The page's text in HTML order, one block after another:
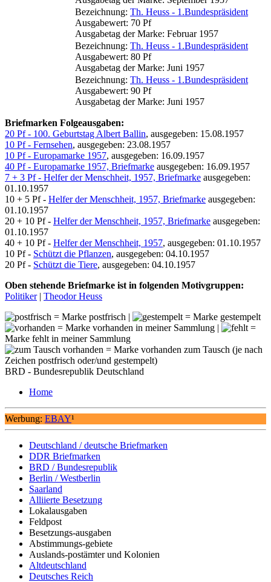
Bezeichnung: Th. Heuss - 1.Bundespräsident
Ausgabewert: 70 Pf
Ausgabetag der Marke: Februar 1957
Bezeichnung: Th. Heuss - 1.Bundespräsident
Ausgabewert: 80 Pf
Ausgabetag der Marke: Juni 1957
Bezeichnung: Th. Heuss - 1.Bundespräsident
Ausgabewert: 90 Pf
Ausgabetag der Marke: Juni 1957
Briefmarken Folgeausgaben:
20 Pf - 100. Geburtstag Albert Ballin, ausgegeben: 15.08.1957
10 Pf - Fernsehen, ausgegeben: 23.08.1957
10 Pf - Europamarke 1957, ausgegeben: 16.09.1957
40 Pf - Europamarke 1957, Briefmarke ausgegeben: 16.09.1957
7 + 3 Pf - Helfer der Menschheit, 1957, Briefmarke ausgegeben:
01.10.1957
10 + 5 Pf - Helfer der Menschheit, 1957, Briefmarke ausgegeben:
01.10.1957
20 + 10 Pf - Helfer der Menschheit, 1957, Briefmarke ausgegeben:
01.10.1957
40 + 10 Pf - Helfer der Menschheit, 1957, ausgegeben: 01.10.1957
10 Pf - Schützt die Pflanzen, ausgegeben: 04.10.1957
20 Pf - Schützt die Tiere, ausgegeben: 04.10.1957
Oben stehende Briefmarke ist in folgenden Motivgruppen:
Politiker| Theodor Heuss
= Marke postfrisch |
= Marke gestempelt
= Marke vorhanden in meiner Sammlung |
=
Marke fehlt in meiner Sammlung
= Marke vorhanden zum Tausch (je nach
Zeichen postfrisch oder/und gestempelt)
BRD - Bundesrepublik Deutschland
Home
Werbung: EBAY¹
Deutschland / deutsche Briefmarken
DDR Briefmarken
BRD / Bundesrepublik
Berlin / Westberlin
Saarland
Alliierte Besetzung
Lokalausgaben
Feldpost
Besetzungs-ausgaben
Abstimmungs-gebiete
Auslands-postämter und Kolonien
Altdeutschland
Deutsches Reich